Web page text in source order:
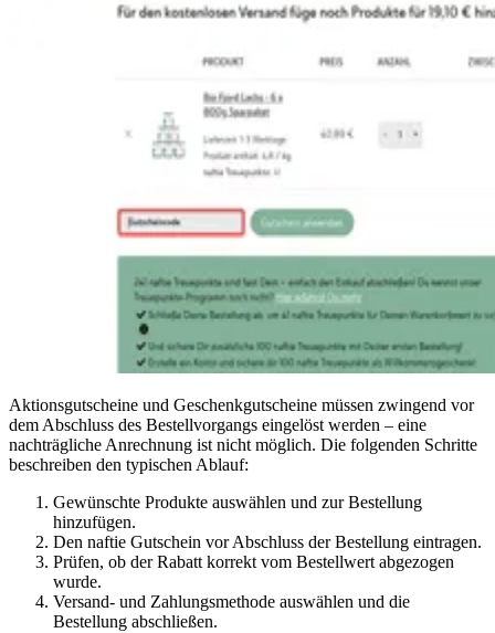
Aktionsgutscheine und Geschenkgutscheine müssen zwingend vor
dem Abschluss des Bestellvorgangs eingelöst werden – eine
nachträgliche Anrechnung ist nicht möglich. Die folgenden Schritte
beschreiben den typischen Ablauf:
Gewünschte Produkte auswählen und zur Bestellung
hinzufügen.
Den naftie Gutschein vor Abschluss der Bestellung eintragen.
Prüfen, ob der Rabatt korrekt vom Bestellwert abgezogen
wurde.
Versand- und Zahlungsmethode auswählen und die
Bestellung abschließen.